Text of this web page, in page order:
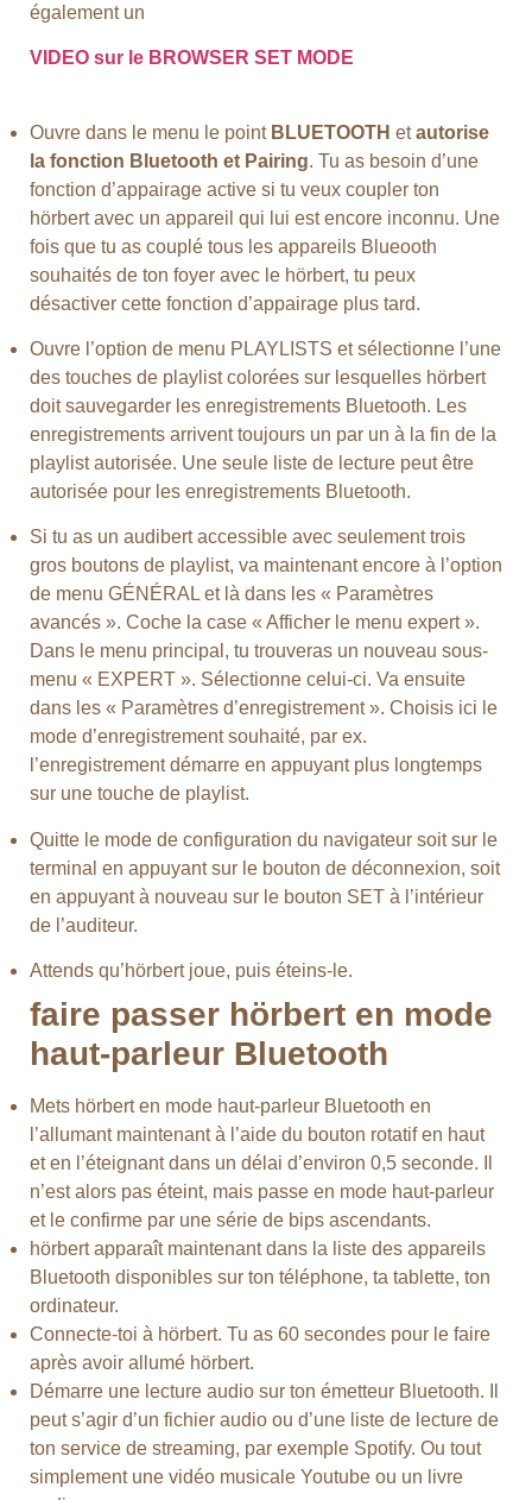
également un
VIDEO sur le BROWSER SET MODE
Ouvre dans le menu le point BLUETOOTH etautorise
la fonction Bluetooth et Pairing. Tu as besoin d’une
fonction d’appairage active si tu veux coupler ton
hörbert avec un appareil qui lui est encore inconnu. Une
fois que tu as couplé tous les appareils Blueooth
souhaités de ton foyer avec le hörbert, tu peux
désactiver cette fonction d’appairage plus tard.
Ouvre l’option de menu PLAYLISTS et sélectionne l’une
des touches de playlist colorées sur lesquelles hörbert
doit sauvegarder les enregistrements Bluetooth. Les
enregistrements arrivent toujours un par un à la fin de la
playlist autorisée. Une seule liste de lecture peut être
autorisée pour les enregistrements Bluetooth.
Si tu as un audibert accessible avec seulement trois
gros boutons de playlist, va maintenant encore à l’option
de menu GÉNÉRAL et là dans les « Paramètres
avancés ». Coche la case « Afficher le menu expert ».
Dans le menu principal, tu trouveras un nouveau sous-
menu « EXPERT ». Sélectionne celui-ci. Va ensuite
dans les « Paramètres d’enregistrement ». Choisis ici le
mode d’enregistrement souhaité, par ex.
l’enregistrement démarre en appuyant plus longtemps
sur une touche de playlist.
Quitte le mode de configuration du navigateur soit sur le
terminal en appuyant sur le bouton de déconnexion, soit
en appuyant à nouveau sur le bouton SET à l’intérieur
de l’auditeur.
Attends qu’hörbert joue, puis éteins-le.
faire passer hörbert en mode
haut-parleur Bluetooth
Mets hörbert en mode haut-parleur Bluetooth en
l’allumant maintenant à l’aide du bouton rotatif en haut
et en l’éteignant dans un délai d’environ 0,5 seconde. Il
n’est alors pas éteint, mais passe en mode haut-parleur
et le confirme par une série de bips ascendants.
hörbert apparaît maintenant dans la liste des appareils
Bluetooth disponibles sur ton téléphone, ta tablette, ton
ordinateur.
Connecte-toi à hörbert. Tu as 60 secondes pour le faire
après avoir allumé hörbert.
Démarre une lecture audio sur ton émetteur Bluetooth. Il
peut s’agir d’un fichier audio ou d’une liste de lecture de
ton service de streaming, par exemple Spotify. Ou tout
simplement une vidéo musicale Youtube ou un livre